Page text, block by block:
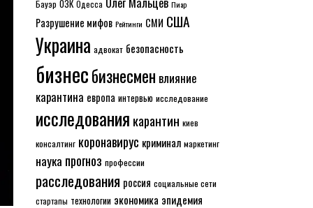
Бауэр ОЗК Одесса Пиар
Разрушение мифов Рейтинги СМИ США
Украина адвокат безопасность
бизнесбизнесмен влияние
карантина европа интервью исследование
исследования карантин киев
консалтинг коронавирус криминал маркетинг
наука прогноз профессии
расследования россия социальные сети
стартапы технологии экономика эпидемия